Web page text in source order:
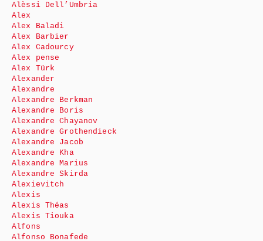
Alèssi Dell’Umbria
Alex
Alex Baladi
Alex Barbier
Alex Cadourcy
Alex pense
Alex Türk
Alexander
Alexandre
Alexandre Berkman
Alexandre Boris
Alexandre Chayanov
Alexandre Grothendieck
Alexandre Jacob
Alexandre Kha
Alexandre Marius
Alexandre Skirda
Alexievitch
Alexis
Alexis Théas
Alexis Tiouka
Alfons
Alfonso Bonafede